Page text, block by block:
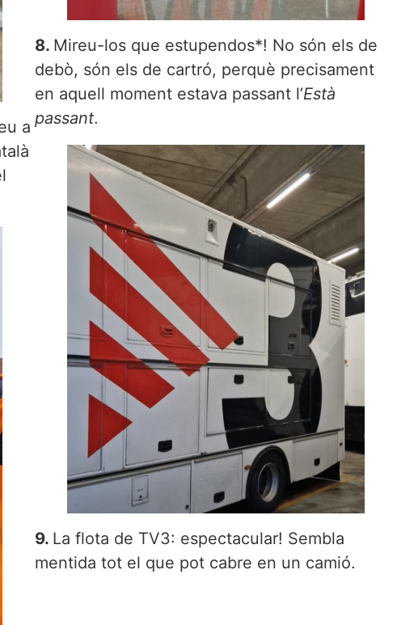
a
8. Mireu-los que estupendos*! No són els de
debò, són els de cartró, perquè precisament
en aquell moment estava passant l’Està
passant.
9. La flota de TV3: espectacular! Sembla
mentida tot el que pot cabre en un camió.